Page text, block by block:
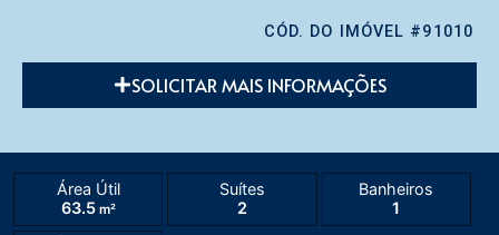
CÓD. DO IMÓVEL #91010
SOLICITAR MAIS INFORMAÇÕES
Área Útil
63.5m²
Suítes
2
Banheiros
1